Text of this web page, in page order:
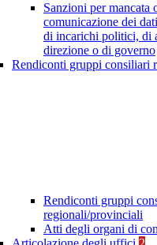
Sanzioni per mancata
comunicazione dei
di incarichi politici, di
direzione o di governo
Rendiconti gruppi consiliari
Rendiconti gruppi
regionali/provinciali
Atti degli organi di